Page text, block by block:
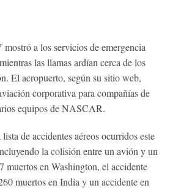
a los servicios de emergencia
las llamas ardían cerca de los
El aeropuerto, según su sitio web,
corporativa para compañías de
equipos de NASCAR.
de accidentes aéreos ocurridos este
la colisión entre un avión y un
muertos en Washington, el accidente
muertos en India y un accidente en